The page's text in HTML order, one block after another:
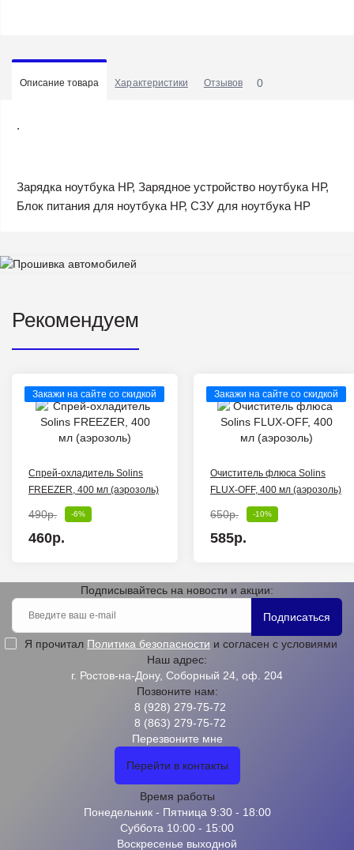
Описание товара Характеристики Отзывов 0
.
Зарядка ноутбука НР, Зарядное устройство ноутбука НР,
Блок питания для ноутбука НР, СЗУ для ноутбука HP
Рекомендуем
Закажи на сайте со скидкой
Спрей-охладитель Solins
FREEZER, 400 мл (аэрозоль)
490р. -6%
460р.
Закажи на сайте со скидкой
Очиститель флюса Solins
FLUX-OFF, 400 мл (аэрозоль)
650р. -10%
585р.
Подписывайтесь на новости и акции:
Подписаться
Я прочитал Политика безопасности и согласен с условиями
Наш адрес:
г. Ростов-на-Дону, Соборный 24, оф. 204
Позвоните нам:
8 (928) 279-75-72
8 (863) 279-75-72
Перезвоните мне
Перейти в контакты
Время работы
Понедельник - Пятница 9:30 - 18:00
Суббота 10:00 - 15:00
Воскресенье выходной